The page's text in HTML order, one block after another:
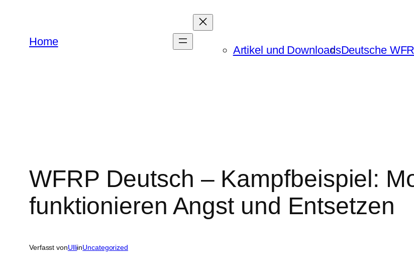
springenHome
Artikel und DownloadsDeutsche
WFRP Deutsch – Kampfbeispiel:
funktionieren Angst und Entsetzen
Verfasst vonUlliinUncategorized